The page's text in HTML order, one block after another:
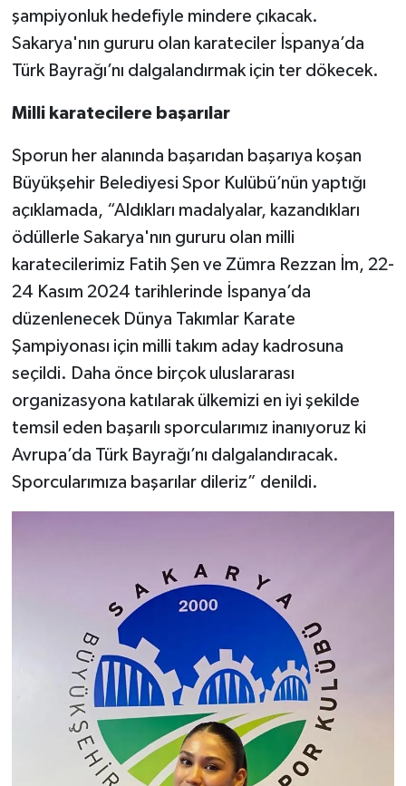
şampiyonluk hedefiyle mindere çıkacak.
Sakarya'nın gururu olan karateciler İspanya’da
Türk Bayrağı’nı dalgalandırmak için ter dökecek.
Milli karatecilere başarılar
Sporun her alanında başarıdan başarıya koşan
Büyükşehir Belediyesi Spor Kulübü’nün yaptığı
açıklamada, “Aldıkları madalyalar, kazandıkları
ödüllerle Sakarya'nın gururu olan milli
karatecilerimiz Fatih Şen ve Zümra Rezzan İm, 22-
24 Kasım 2024 tarihlerinde İspanya’da
düzenlenecek Dünya Takımlar Karate
Şampiyonası için milli takım aday kadrosuna
seçildi. Daha önce birçok uluslararası
organizasyona katılarak ülkemizi en iyi şekilde
temsil eden başarılı sporcularımız inanıyoruz ki
Avrupa’da Türk Bayrağı’nı dalgalandıracak.
Sporcularımıza başarılar dileriz” denildi.